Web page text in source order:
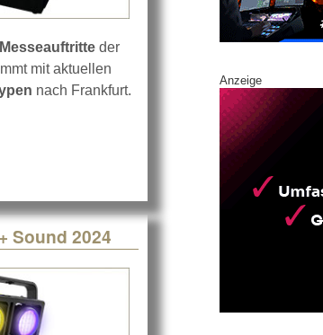
der
mit aktuellen
nach Frankfurt.
Sound 2024
Anzeige